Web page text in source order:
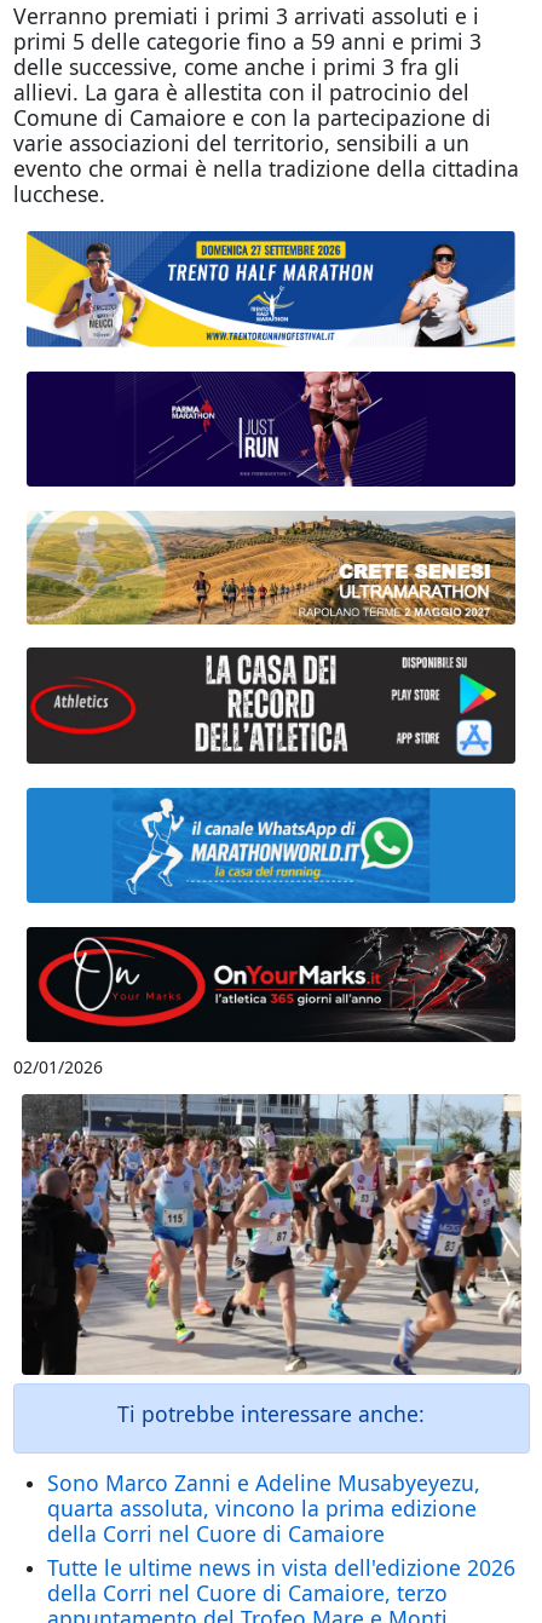
Verranno premiati i primi 3 arrivati assoluti e i
primi 5 delle categorie fino a 59 anni e primi 3
delle successive, come anche i primi 3 fra gli
allievi. La gara è allestita con il patrocinio del
Comune di Camaiore e con la partecipazione di
varie associazioni del territorio, sensibili a un
evento che ormai è nella tradizione della cittadina
lucchese.
02/01/2026
Ti potrebbe interessare anche:
Sono Marco Zanni e Adeline Musabyeyezu,
quarta assoluta, vincono la prima edizione
della Corri nel Cuore di Camaiore
Tutte le ultime news in vista dell'edizione 2026
della Corri nel Cuore di Camaiore, terzo